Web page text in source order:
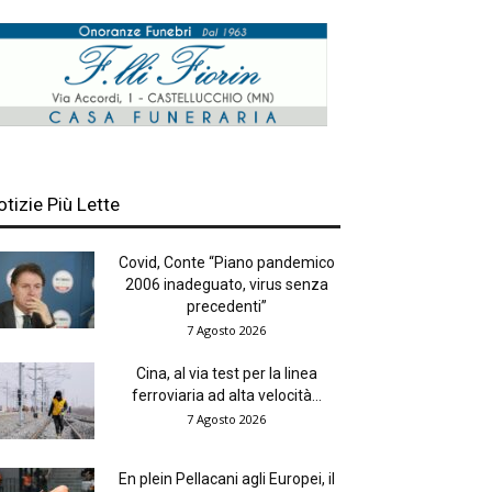
Più Lette
Covid, Conte “Piano pandemico
2006 inadeguato, virus senza
precedenti”
7 Agosto 2026
Cina, al via test per la linea
ferroviaria ad alta velocità...
7 Agosto 2026
En plein Pellacani agli Europei, il